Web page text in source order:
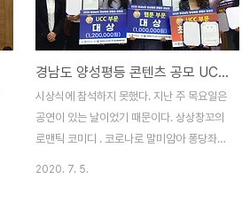
가 관심이 많으니 이런 부탁은 얼씨구나 하고
받아 쓰긴 했는데... 건강가정지원센터 운영
위원이기도 해 직접 기사를 쓰는 게 자연스러
울지는 모르겠다. 사심이 전혀 들어있지 않아
떳떳하긴 한데, 모양새가... 여튼 이러한 보도
를 통해 많은 사람이 가정을 먼저 생각하고
화목하게 살아가는 계..
경남도 양성평등 콘텐츠 공모 UCC ‘청일점씨의 하루’ 대상
시상식에 참석하지 못했다. 지난 주 목요일은
공연이 있는 날이었기 때문이다. 상상창꼬의
로맨틱 코미디 . 코로나로 말미암아 퐁당좌석
2020. 7. 5.